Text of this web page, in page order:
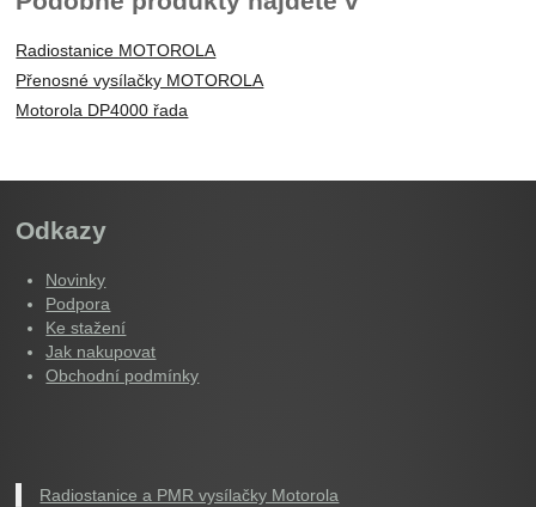
Radiostanice MOTOROLA
Přenosné vysílačky MOTOROLA
Motorola DP4000 řada
Odkazy
Novinky
Podpora
Ke stažení
Jak nakupovat
Obchodní podmínky
Radiostanice a PMR vysílačky Motorola